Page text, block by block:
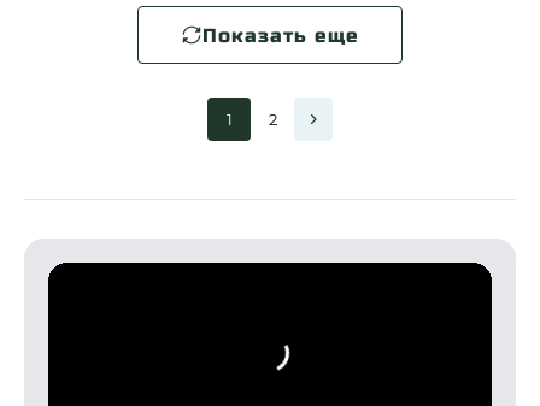
Показать еще
1 2